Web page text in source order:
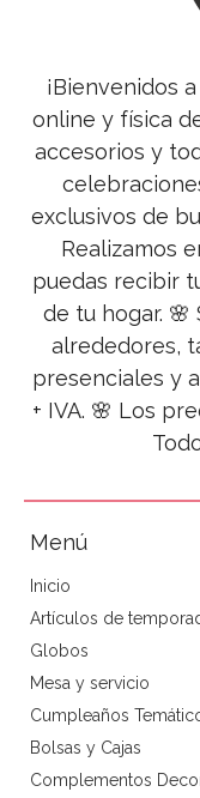
¡Bienvenidos
online y física
accesorios y
exclusivos de
Realizamos
puedas recibir
de tu hogar. 🌸
alrededores,
presenciales y
+ IVA. 🌸 Los
Menú
Inicio
Artículos de
Globos
Mesa y servicio
Cumpleaños
Bolsas y Cajas
Complementos